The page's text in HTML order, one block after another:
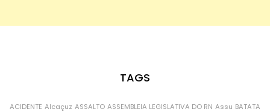
TAGS
ACIDENTE Alcaçuz ASSALTO ASSEMBLEIA LEGISLATIVA DO RN Assu BATATA